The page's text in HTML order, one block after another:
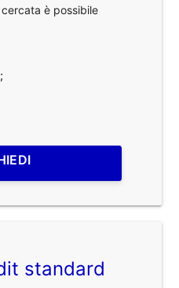
è possibile
standard